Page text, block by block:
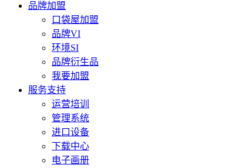
品牌加盟
口袋屋加盟
品牌VI
环境SI
品牌衍生品
我要加盟
服务支持
运营培训
管理系统
进口设备
下载中心
电子画册